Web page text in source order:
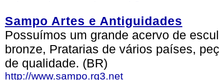
Sampo Artes e Antiguidades
Possuímos um grande acervo de
bronze, Pratarias de vários países,
de qualidade. (BR)
http://www.sampo.rg3.net